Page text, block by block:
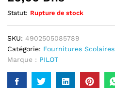
Statut: Rupture de stock
SKU: 4902505085789
Catégorie: Fournitures Scolaires
Marque : PILOT